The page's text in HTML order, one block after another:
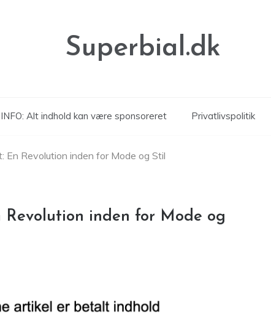
Superbial.dk
INFO: Alt indhold kan være sponsoreret Privatlivspolitik
En Revolution inden for Mode og Stil
inden for Mode og